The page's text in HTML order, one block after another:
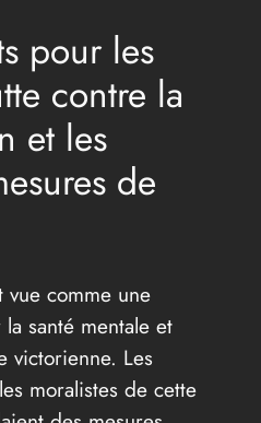
pour les
contre la
et les
de
vue comme une
santé mentale et
victorienne. Les
moralistes de cette